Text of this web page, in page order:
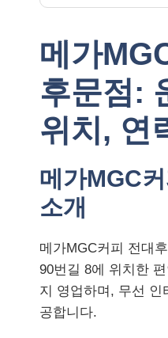
메가
후문점:
위치, 연
메가MGC
소개
메가MGC커피 전대
90번길 8에 위치한
지 영업하며, 무선 인
공합니다.